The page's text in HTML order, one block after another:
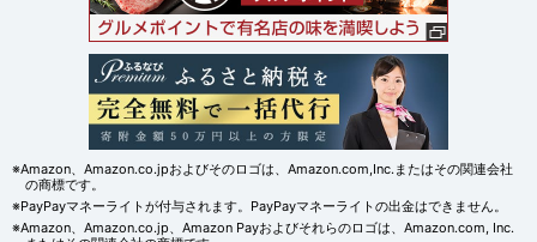
※Amazon、Amazon.co.jpおよびそのロゴは、Amazon.com,Inc.またはその関連会社
の商標です。
※PayPayマネーライトが付与されます。PayPayマネーライトの出金はできません。
※Amazon、Amazon.co.jp、Amazon Payおよびそれらのロゴは、Amazon.com, Inc.